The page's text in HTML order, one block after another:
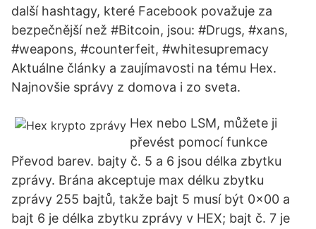
další hashtagy, které Facebook považuje za
bezpečnější než #Bitcoin, jsou: #Drugs, #xans,
#weapons, #counterfeit, #whitesupremacy
Aktuálne články a zaujímavosti na tému Hex.
Najnovšie správy z domova i zo sveta.
Hex nebo LSM, můžete ji
převést pomocí funkce
Převod barev. bajty č. 5 a 6 jsou délka zbytku
zprávy. Brána akceptuje max délku zbytku
zprávy 255 bajtů, takže bajt 5 musí být 0x00 a
bajt 6 je délka zbytku zprávy v HEX; bajt č. 7 je